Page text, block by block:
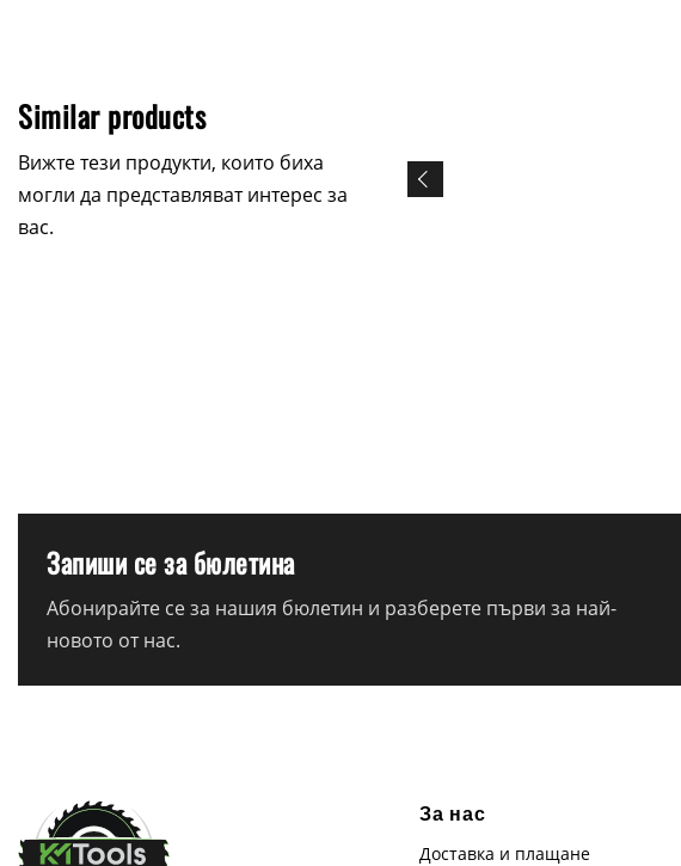
Similar products
Вижте тези продукти, които биха
могли да представляват интерес за
вас.
Запиши се за бюлетина
Абонирайте се за нашия бюлетин и разберете първи за най-
новото от нас.
За нас
Доставка и плащане